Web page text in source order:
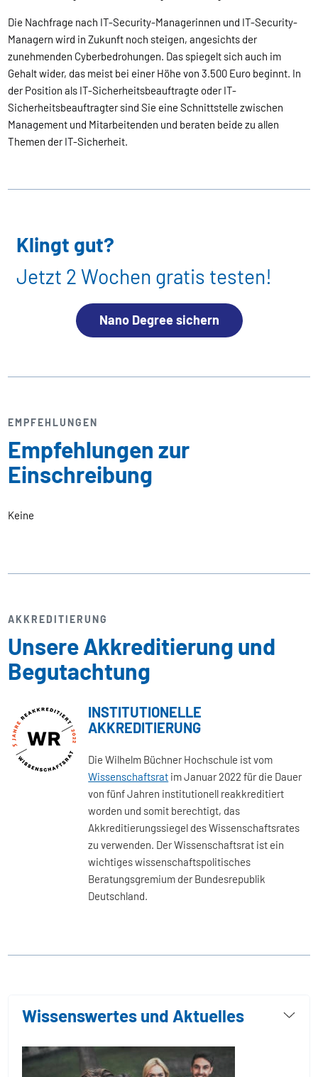
Die Nachfrage nach IT-Security-Managerinnen und IT-Security-
Managern wird in Zukunft noch steigen, angesichts der
zunehmenden Cyberbedrohungen. Das spiegelt sich auch im
Gehalt wider, das meist bei einer Höhe von 3.500 Euro beginnt. In
der Position als IT-Sicherheitsbeauftragte oder IT-
Sicherheitsbeauftragter sind Sie eine Schnittstelle zwischen
Management und Mitarbeitenden und beraten beide zu allen
Themen der IT-Sicherheit.
Klingt gut?
Jetzt 2 Wochen gratis testen!
Nano Degree sichern
EMPFEHLUNGEN
Empfehlungen zur
Einschreibung
Keine
AKKREDITIERUNG
Unsere Akkreditierung und
Begutachtung
INSTITUTIONELLE
AKKREDITIERUNG
Die Wilhelm Büchner Hochschule ist vom
Wissenschaftsrat im Januar 2022 für die Dauer
von fünf Jahren institutionell reakkreditiert
worden und somit berechtigt, das
Akkreditierungssiegel des Wissenschaftsrates
zu verwenden. Der Wissenschaftsrat ist ein
wichtiges wissenschaftspolitisches
Beratungsgremium der Bundesrepublik
Deutschland.
Wissenswertes und Aktuelles